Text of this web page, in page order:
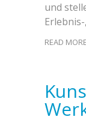
und
READ MORE